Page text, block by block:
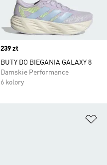
Price
239 zł
BUTY DO BIEGANIA GALAXY 8
Damskie Performance
6 kolory